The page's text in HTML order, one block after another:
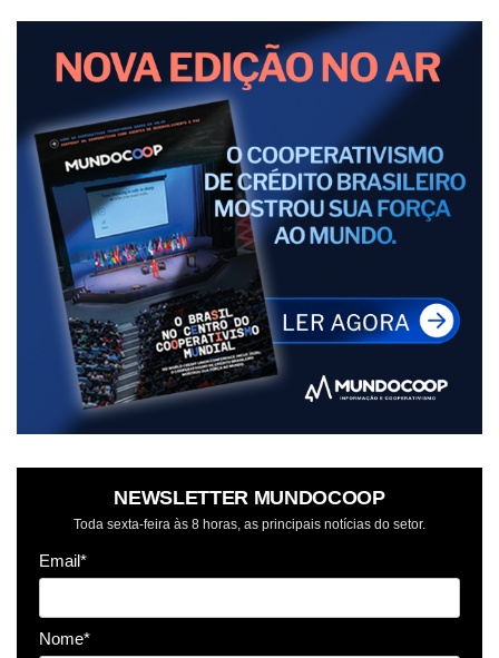
NEWSLETTER MUNDOCOOP
Toda sexta-feira às 8 horas, as principais notícias do setor.
Email*
Nome*